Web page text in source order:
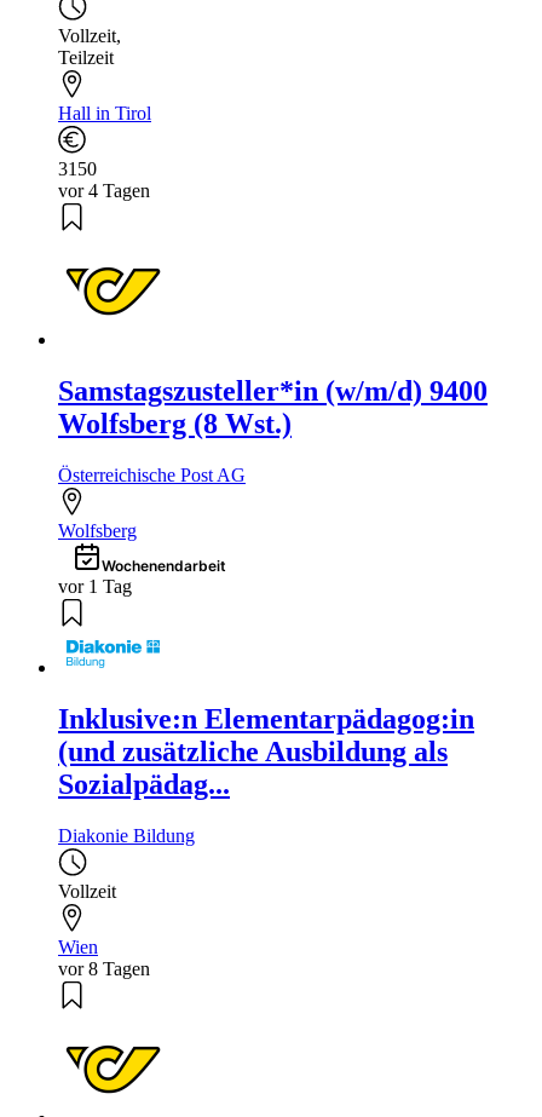
Vollzeit,
Teilzeit
Hall in Tirol
3150
vor 4 Tagen
Samstagszusteller*in (w/m/d) 9400
Wolfsberg (8 Wst.)
Österreichische Post AG
Wolfsberg
Wochenendarbeit
vor 1 Tag
Inklusive:n Elementarpädagog:in
(und zusätzliche Ausbildung als
Sozialpädag...
Diakonie Bildung
Vollzeit
Wien
vor 8 Tagen